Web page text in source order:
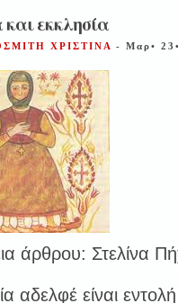
εκκλησία
ΧΡΙΣΤΙΝΑ - Μαρ•
άρθρου: Στελίνα
αδελφέ είναι